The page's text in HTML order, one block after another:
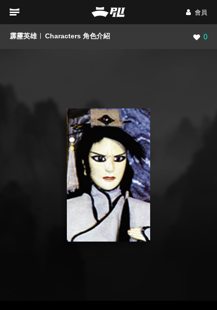
會員
霹靂英雄 Characters 角色介紹 瀏覽
0